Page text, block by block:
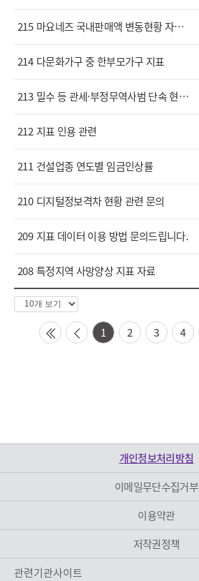
215 마요네즈 국내판매액 변동현황 자료 문의의 건
214 다문화가구 중 한부모가구 지표
213 밀수 등 관세·부정무역사범 단속 현황 자료 정보 추가 요청
212 지표 인용 관련
211 건설업종 연도별 임금인상률
210 디지털정보격차 현황 관련 문의
209 지표 데이터 이용 방법 문의드립니다.
208 특정지역 사망양상 지표 자료
first prev 1 2 3 4
개인정보처리방침
이메일무단수집거부
이용약관
저작권정책
관련기관사이트